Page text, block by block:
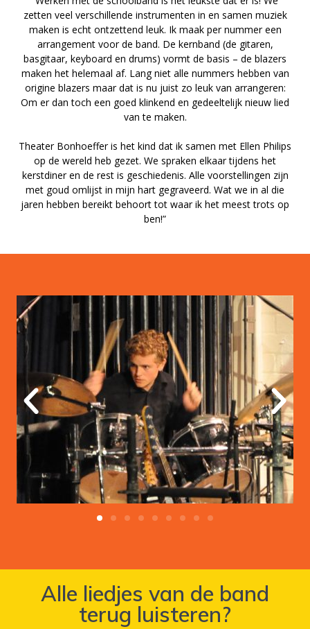
zetten veel verschillende instrumenten in en samen muziek
maken is echt ontzettend leuk. Ik maak per nummer een
arrangement voor de band. De kernband (de gitaren,
basgitaar, keyboard en drums) vormt de basis – de blazers
maken het helemaal af. Lang niet alle nummers hebben van
origine blazers maar dat is nu juist zo leuk van arrangeren:
Om er dan toch een goed klinkend en gedeeltelijk nieuw lied
van te maken.
Theater Bonhoeffer is het kind dat ik samen met Ellen Philips
op de wereld heb gezet. We spraken elkaar tijdens het
kerstdiner en de rest is geschiedenis. Alle voorstellingen zijn
met goud omlijst in mijn hart gegraveerd. Wat we in al die
jaren hebben bereikt behoort tot waar ik het meest trots op
ben!”
Alle liedjes van de band
terug luisteren?